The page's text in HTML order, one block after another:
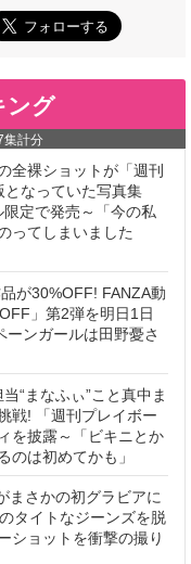
ング
集計分
全裸ショットが「週刊
なっていた写真集
限定で発売～「今の私
ってしまいました
が30%OFF! FANZA動
」第2弾を明日1日
ンガールは田野憂さ
“まなふぃ”こと真中ま
戦! 「週刊プレイボー
を披露～「ビキニとか
のは初めてかも」
まさかの初グラビアに
タイトなジーンズを脱
ショットを衝撃の撮り